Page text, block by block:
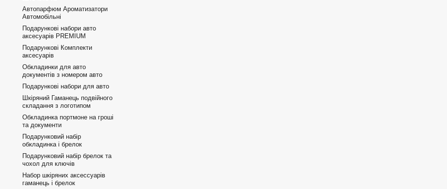
Автопарфюм Ароматизатори
Автомобільні
Подарункові набори авто
аксесуарів PREMIUM
Подарункові Комплекти
аксесуарів
Обкладинки для авто
документів з номером авто
Подарункові набори для авто
Шкіряний Гаманець подвійного
складання з логотипом
Обкладинка портмоне на гроші
та документи
Подарунковий набір
обкладинка і брелок
Подарунковий набір брелок та
чохол для ключів
Набор шкіряних аксессуарів
гаманець і брелок